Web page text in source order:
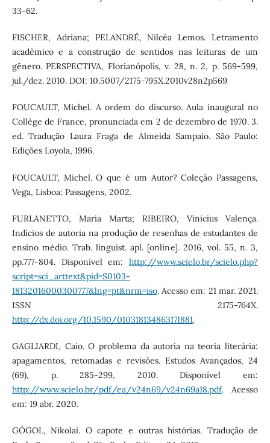
33-62.
FISCHER, Adriana; PELANDRÉ, Nilcéa Lemos. Letramento
acadêmico e a construção de sentidos nas leituras de um
gênero. PERSPECTIVA, Florianópolis, v. 28, n. 2, p. 569-599,
jul./dez. 2010. DOI: 10.5007/2175-795X.2010v28n2p569
FOUCAULT, Michel. A ordem do discurso. Aula inaugural no
Collège de France, pronunciada em 2 de dezembro de 1970. 3.
ed. Tradução Laura Fraga de Almeida Sampaio. São Paulo:
Edições Loyola, 1996.
FOUCAULT, Michel. O que é um Autor? Coleção Passagens,
Vega, Lisboa: Passagens, 2002.
FURLANETTO, Maria Marta; RIBEIRO, Vinicius Valença.
Indícios de autoria na produção de resenhas de estudantes de
ensino médio. Trab. linguist. apl. [online]. 2016, vol. 55, n. 3,
pp.777-804. Disponível em:http://www.scielo.br/scielo.php?
script=sci_arttext&pid=S0103-
18132016000300777&lng=pt&nrm=iso. Acesso em: 21 mar. 2021.
ISSN 2175-764X.
http://dx.doi.org/10.1590/010318134863171881.
GAGLIARDI, Caio. O problema da autoria na teoria literária:
apagamentos, retomadas e revisões. Estudos Avançados, 24
(69), p. 285-299, 2010. Disponível em:
http://www.scielo.br/pdf/ea/v24n69/v24n69a18.pdf. Acesso
em: 19 abr. 2020.
GÓGOL, Nikolai. O capote e outras histórias. Tradução de